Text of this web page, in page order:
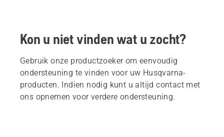
Kon u niet vinden wat u zocht?
Gebruik onze productzoeker om eenvoudig
ondersteuning te vinden voor uw Husqvarna-
producten. Indien nodig kunt u altijd contact met
ons opnemen voor verdere ondersteuning.